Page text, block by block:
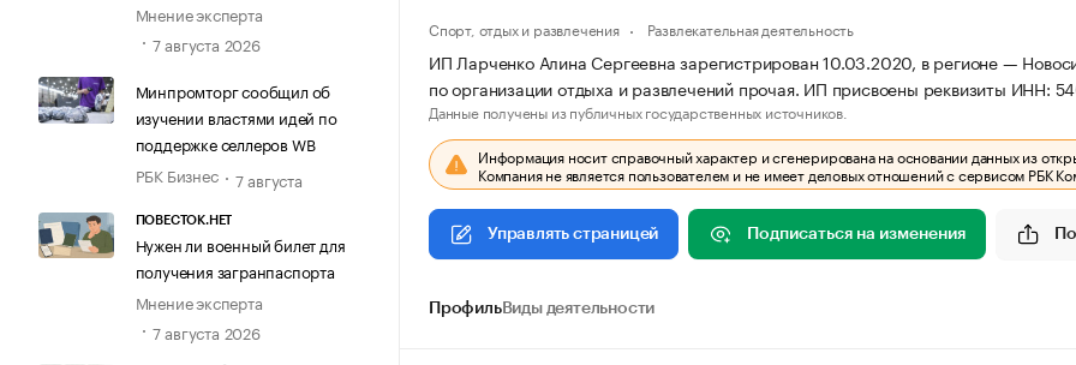
Мнение эксперта
7 августа 2026
Минпромторг сообщил об
изучении властями идей по
поддержке селлеров WB
РБК Бизнес
7 августа
ПОВЕСТОК.НЕТ
Нужен ли военный билет для
получения загранпаспорта
Мнение эксперта
7 августа 2026
Спорт, отдых и развлечения Развлекательная деятельность
ИП Ларченко Алина Сергеевна зарегистрирован 10.03.2020, в регионе —
по организации отдыха и развлечений прочая. ИП присвоены реквизиты
Данные получены из публичных государственных источников.
Информация носит справочный характер и сгенерирована на основании данных из
Компания не является пользователем и не имеет деловых отношений с сервисом РБК
Управлять страницей Подписаться на изменения
ПрофильВиды деятельности